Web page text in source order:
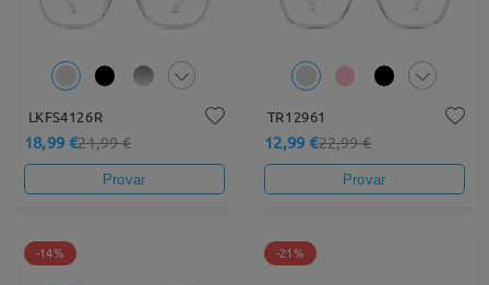
LKFS4126R
18,99 €21,99 €
Provar
TR12961
12,99 €22,99 €
Provar
-14% -21%